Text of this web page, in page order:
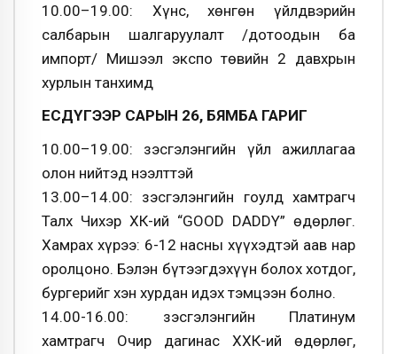
10.00–19.00: Хүнс, хөнгөн үйлдвэрийн
салбарын шалгаруулалт /дотоодын ба
импорт/ Мишээл экспо төвийн 2 давхрын
хурлын танхимд
ЕСДҮГЭЭР САРЫН 26, БЯМБА ГАРИГ
10.00–19.00: Үзэсгэлэнгийн үйл ажиллагаа
олон нийтэд нээлттэй
13.00–14.00: Үзэсгэлэнгийн гоулд хамтрагч
Талх Чихэр ХК-ий “GOOD DADDY” өдөрлөг.
Хамрах хүрээ: 6-12 насны хүүхэдтэй аав нар
оролцоно. Бэлэн бүтээгдэхүүн болох хотдог,
бургерийг хэн хурдан идэх тэмцээн болно.
14.00-16.00: Үзэсгэлэнгийн Платинум
хамтрагч Очир дагинас ХХК-ий өдөрлөг,